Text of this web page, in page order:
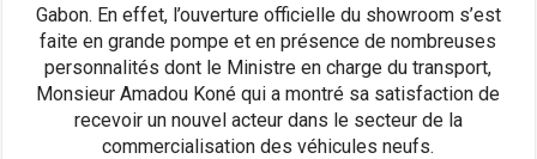
Gabon. En effet, l’ouverture officielle du showroom s’est
faite en grande pompe et en présence de nombreuses
personnalités dont le Ministre en charge du transport,
Monsieur Amadou Koné qui a montré sa satisfaction de
recevoir un nouvel acteur dans le secteur de la
commercialisation des véhicules neufs.